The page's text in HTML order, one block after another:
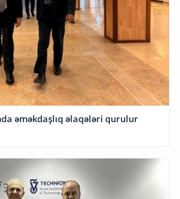
əməkdaşlıq əlaqələri qurulur